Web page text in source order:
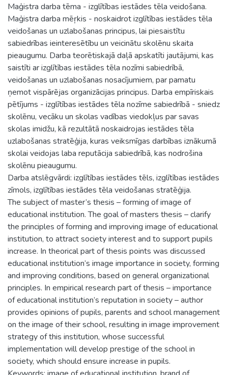
Maģistra darba tēma - izglītības iestādes tēla veidošana.
Maģistra darba mēŗkis - noskaidrot izglītības iestādes tēla
veidošanas un uzlabošanas principus, lai piesaistītu
sabiedrības ieinteresētību un veicinātu skolēnu skaita
pieaugumu. Darba teorētiskajā daļā apskatīti jautājumi, kas
saistīti ar izglītības iestādes tēla nozīmi sabiedrībā,
veidošanas un uzlabošanas nosacījumiem, par pamatu
ņemot vispārējas organizācijas principus. Darba empīriskais
pētījums - izglītības iestādes tēla nozīme sabiedrībā - sniedz
skolēnu, vecāku un skolas vadības viedokļus par savas
skolas imidžu, kā rezultātā noskaidrojas iestādes tēla
uzlabošanas stratēģija, kuras veiksmīgas darbības iznākumā
skolai veidojas laba reputācija sabiedrībā, kas nodrošina
skolēnu pieaugumu.
Darba atslēgvārdi: izglītības iestādes tēls, izglītības iestādes
zīmols, izglītības iestādes tēla veidošanas stratēģija.
The subject of master’s thesis – forming of image of
educational institution. The goal of masters thesis – clarify
the principles of forming and improving image of educational
institution, to attract society interest and to support pupils
increase. In theorical part of thesis points was discussed
educational institution’s image importance in society, forming
and improving conditions, based on general organizational
principles. In empirical research part of thesis – importance
of educational institution’s reputation in society – author
provides opinions of pupils, parents and school management
on the image of their school, resulting in image improvement
strategy of this institution, whose successful
implementation will develop prestige of the school in
society, which should ensure increase in pupils.